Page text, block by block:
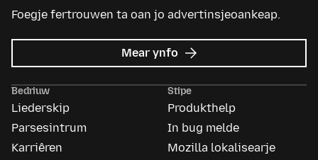
Foegje fertrouwen ta oan jo advertinsjeoankeap.
Mear ynfo oer
Mozilla
Bedriuw
Liederskip
Parsesintrum
Karriêren
Stipe
Produkthelp
In bug melde
Mozilla lokalisearje